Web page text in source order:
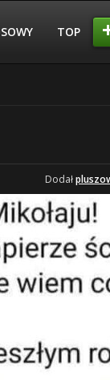
TOP
Dodał